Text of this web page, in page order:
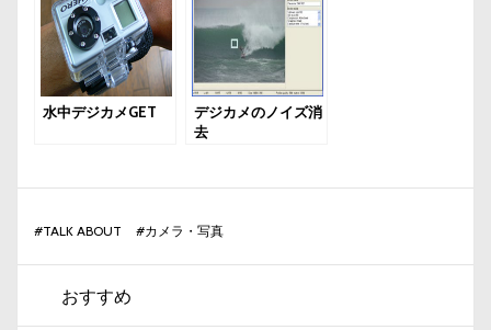
水中デジカメGET
デジカメのノイズ消
去
#TALK ABOUT #カメラ・写真
おすすめ